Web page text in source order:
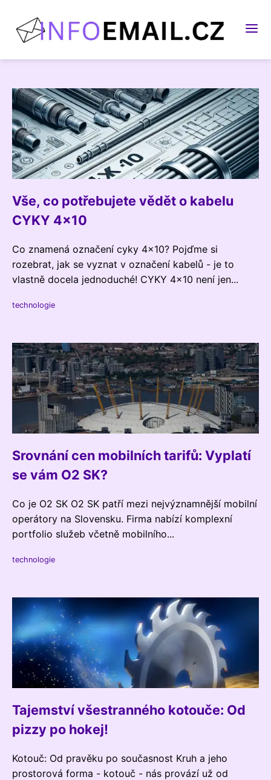
Vše, co potřebujete vědět o kabelu
CYKY 4x10
Co znamená označení cyky 4x10? Pojďme si
rozebrat, jak se vyznat v označení kabelů - je to
vlastně docela jednoduché! CYKY 4x10 není jen...
technologie
Srovnání cen mobilních tarifů: Vyplatí
se vám O2 SK?
Co je O2 SK O2 SK patří mezi nejvýznamnější mobilní
operátory na Slovensku. Firma nabízí komplexní
portfolio služeb včetně mobilního...
technologie
Tajemství všestranného kotouče: Od
pizzy po hokej!
Kotouč: Od pravěku po současnost Kruh a jeho
prostorová forma - kotouč - nás provází už od